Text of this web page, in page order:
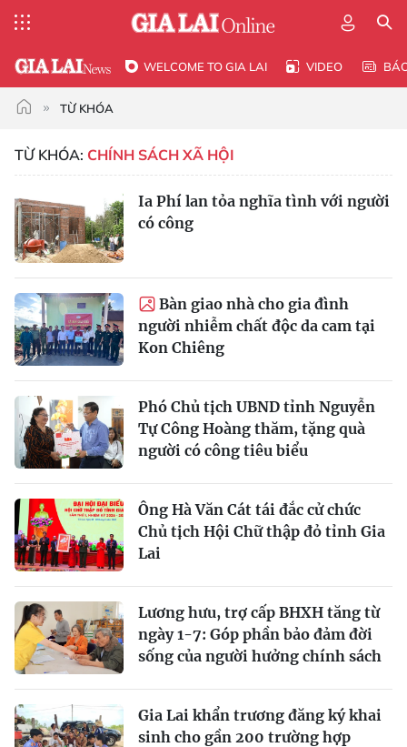
WELCOME TO GIA LAI VIDEO
TỪ KHÓA
TỪ KHÓA: CHÍNH SÁCH XÃ HỘI
Ia Phí lan tỏa nghĩa tình với người
có công
Bàn giao nhà cho gia đình
người nhiễm chất độc da cam tại
Kon Chiêng
Phó Chủ tịch UBND tỉnh Nguyễn
Tự Công Hoàng thăm, tặng quà
người có công tiêu biểu
Ông Hà Văn Cát tái đắc cử chức
Chủ tịch Hội Chữ thập đỏ tỉnh Gia
Lai
Lương hưu, trợ cấp BHXH tăng từ
ngày 1-7: Góp phần bảo đảm đời
sống của người hưởng chính sách
Gia Lai khẩn trương đăng ký khai
sinh cho gần 200 trường hợp